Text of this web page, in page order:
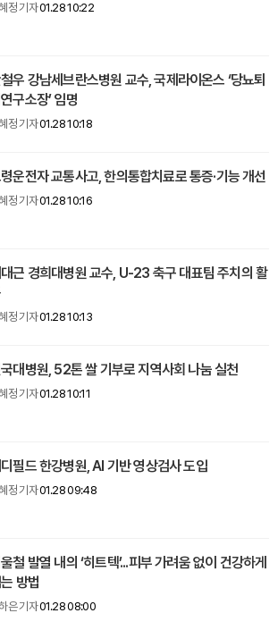
정 기자01.28 10:22
우 강남세브란스병원 교수, 국제라이온스 ‘당뇨퇴
구소장’ 임명
정 기자01.28 10:18
운전자 교통사고, 한의통합치료로 통증·기능 개선
정 기자01.28 10:16
근 경희대병원 교수, U-23 축구 대표팀 주치의 활
정 기자01.28 10:13
대병원, 52톤 쌀 기부로 지역사회 나눔 실천
정 기자01.28 10:11
필드 한강병원, AI 기반 영상검사 도입
정 기자01.28 09:48
철 발열 내의 ‘히트텍’...피부 가려움 없이 건강하게
방법
은 기자01.28 08:00